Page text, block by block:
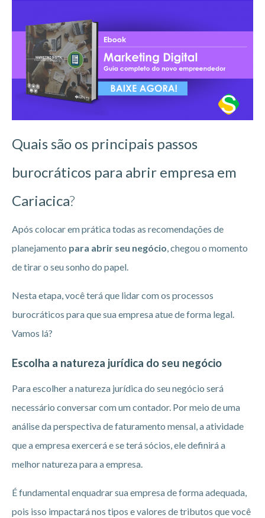
Quais são os principais passos
burocráticos para abrir empresa em
Cariacica?
Após colocar em prática todas as recomendações de
planejamento para abrir seu negócio , chegou o momento
de tirar o seu sonho do papel.
Nesta etapa, você terá que lidar com os processos
burocráticos para que sua empresa atue de forma legal.
Vamos lá?
Escolha a natureza jurídica do seu negócio
Para escolher a natureza jurídica do seu negócio será
necessário conversar com um contador. Por meio de uma
análise da perspectiva de faturamento mensal, a atividade
que a empresa exercerá e se terá sócios, ele definirá a
melhor natureza para a empresa.
É fundamental enquadrar sua empresa de forma adequada,
pois isso impactará nos tipos e valores de tributos que você